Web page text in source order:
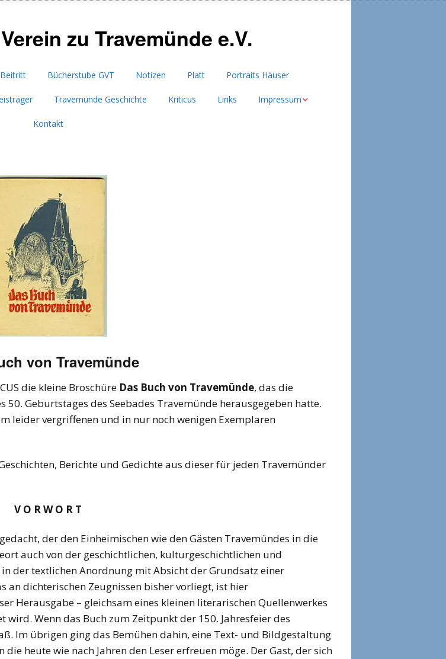
zu Travemünde e.V.
Beitritt Bücherstube GVT Notizen Platt Portraits Häuser
Travemünde Geschichte Kriticus Links Impressum
Kontakt
von Travemünde
die kleine Broschüre Das Buch von Travemünde, das die
Geburtstages des Seebades Travemünde herausgegeben hatte.
leider vergriffenen und in nur noch wenigen Exemplaren
Berichte und Gedichte aus dieser für jeden Travemünder
V O R W O R T
der den Einheimischen wie den Gästen Travemündes in die
auch von der geschichtlichen, kulturgeschichtlichen und
der textlichen Anordnung mit Absicht der Grundsatz einer
an dichterischen Zeugnissen bisher vorliegt, ist hier
Herausgabe – gleichsam eines kleinen literarischen Quellenwerkes
Wenn das Buch zum Zeitpunkt der 150. Jahresfeier des
Im übrigen ging das Bemühen dahin, eine Text- und Bildgestaltung
heute wie nach Jahren den Leser erfreuen möge. Der Gast, der sich